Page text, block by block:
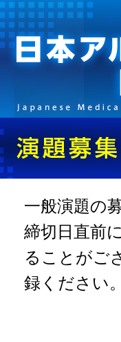
一般演題の
締切日直前
ることがご
録ください